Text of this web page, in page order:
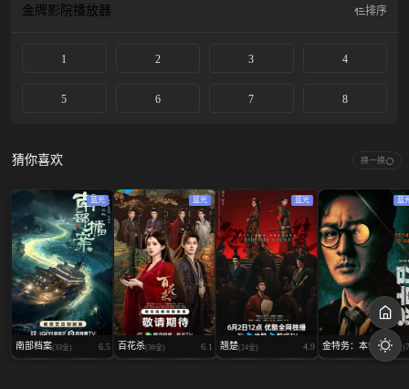
背后竟与神秘大魔王“六梵”息息相关。六梵暗中操控邪派教主陈七杀（陈以文
人，也必须在赎罪、信仰与自我意志之间做出抉择。究竟命运是早已注定，还是
金牌影院播放器 排序
1 2 3 4
5 6 7 8
猜你喜欢 换一换
蓝光
南部档案(33全) 6.5
蓝光
百花杀(36全) 6.1
蓝光
翘楚(24全) 4.9
蓝
金特务：本色...(10全)